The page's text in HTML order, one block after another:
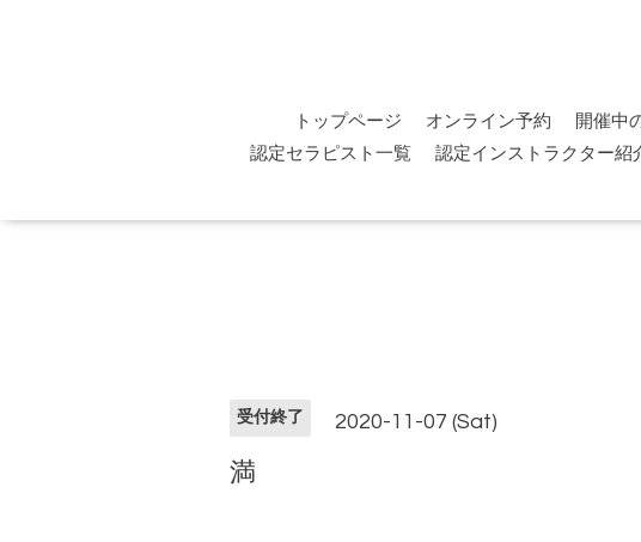
トップページ オンライン予約 開催中
認定セラピスト一覧
認定インストラクター紹
受付終了 2020-11-07 (Sat)
満